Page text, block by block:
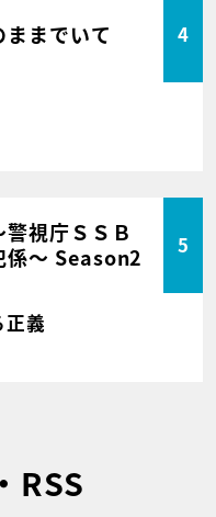
ままでいて 4
警視庁ＳＳＢ
係～ Season2
5
義
RSS